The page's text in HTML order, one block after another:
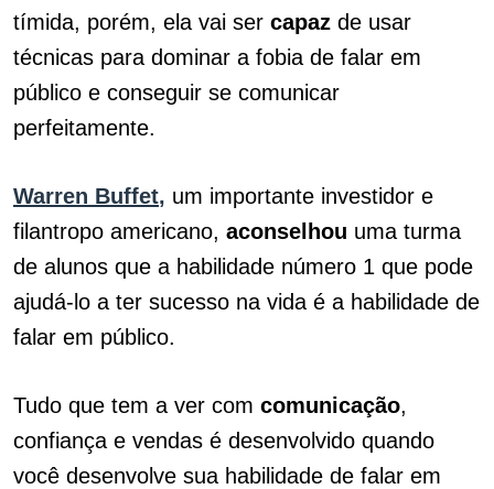
tímida, porém, ela vai ser capaz de usar
técnicas para dominar a fobia de falar em
público e conseguir se comunicar
perfeitamente.
Warren Buffet, um importante investidor e
filantropo americano, aconselhou uma turma
de alunos que a habilidade número 1 que pode
ajudá-lo a ter sucesso na vida é a habilidade de
falar em público.
Tudo que tem a ver com comunicação,
confiança e vendas é desenvolvido quando
você desenvolve sua habilidade de falar em